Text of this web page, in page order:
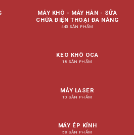
MÁY KHÒ - MÁY HÀN - SỬA
CHỮA ĐIỆN THOẠI ĐA NĂNG
445 SẢN PHẨM
KEO KHÔ OCA
18 SẢN PHẨM
MÁY LASER
10 SẢN PHẨM
MÁY ÉP KÍNH
58 SẢN PHẨM